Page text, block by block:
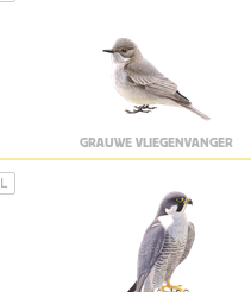
GRAUWE VLIEGENVANGER